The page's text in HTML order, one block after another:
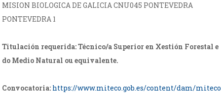
MISION BIOLOGICA DE GALICIA CNU045 PONTEVEDRA
PONTEVEDRA 1
Titulación requerida: Técnico/a Superior en Xestión Forestal e
do Medio Natural ou equivalente.
Convocatoria: https://www.miteco.gob.es/content/dam/